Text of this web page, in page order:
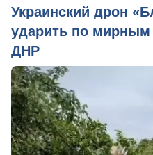
Украинский дрон
ударить по
ДНР